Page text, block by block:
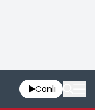
Canlı